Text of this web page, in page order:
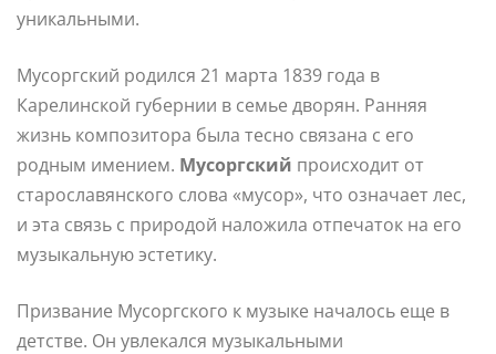
уникальными.
Мусоргский родился 21 марта 1839 года в
Карелинской губернии в семье дворян. Ранняя
жизнь композитора была тесно связана с его
родным имением. Мусоргский происходит от
старославянского слова «мусор», что означает лес,
и эта связь с природой наложила отпечаток на его
музыкальную эстетику.
Призвание Мусоргского к музыке началось еще в
детстве. Он увлекался музыкальными